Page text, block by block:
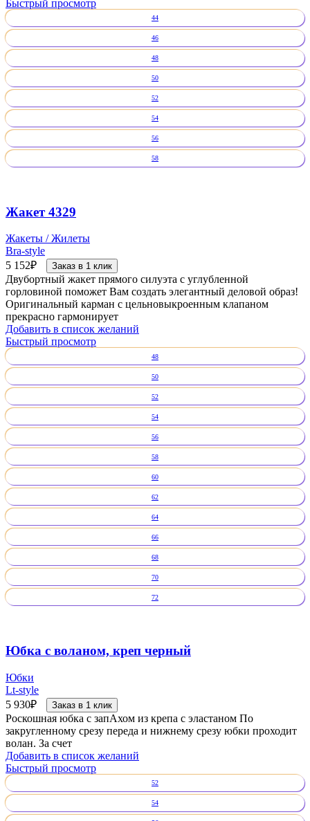
Быстрый просмотр
44
46
48
50
52
54
56
58
Жакет 4329
Жакеты / Жилеты
Bra-style
5 152₽ Заказ в 1 клик
Двубортный жакет прямого силуэта с углубленной
горловиной поможет Вам создать элегантный деловой образ!
Оригинальный карман с цельновыкроенным клапаном
прекрасно гармонирует
Добавить в список желаний
Быстрый просмотр
48
50
52
54
56
58
60
62
64
66
68
70
72
Юбка с воланом, креп черный
Юбки
Lt-style
5 930₽ Заказ в 1 клик
Роскошная юбка с запАхом из крепа с эластаном По
закругленному срезу переда и нижнему срезу юбки проходит
волан. За счет
Добавить в список желаний
Быстрый просмотр
52
54